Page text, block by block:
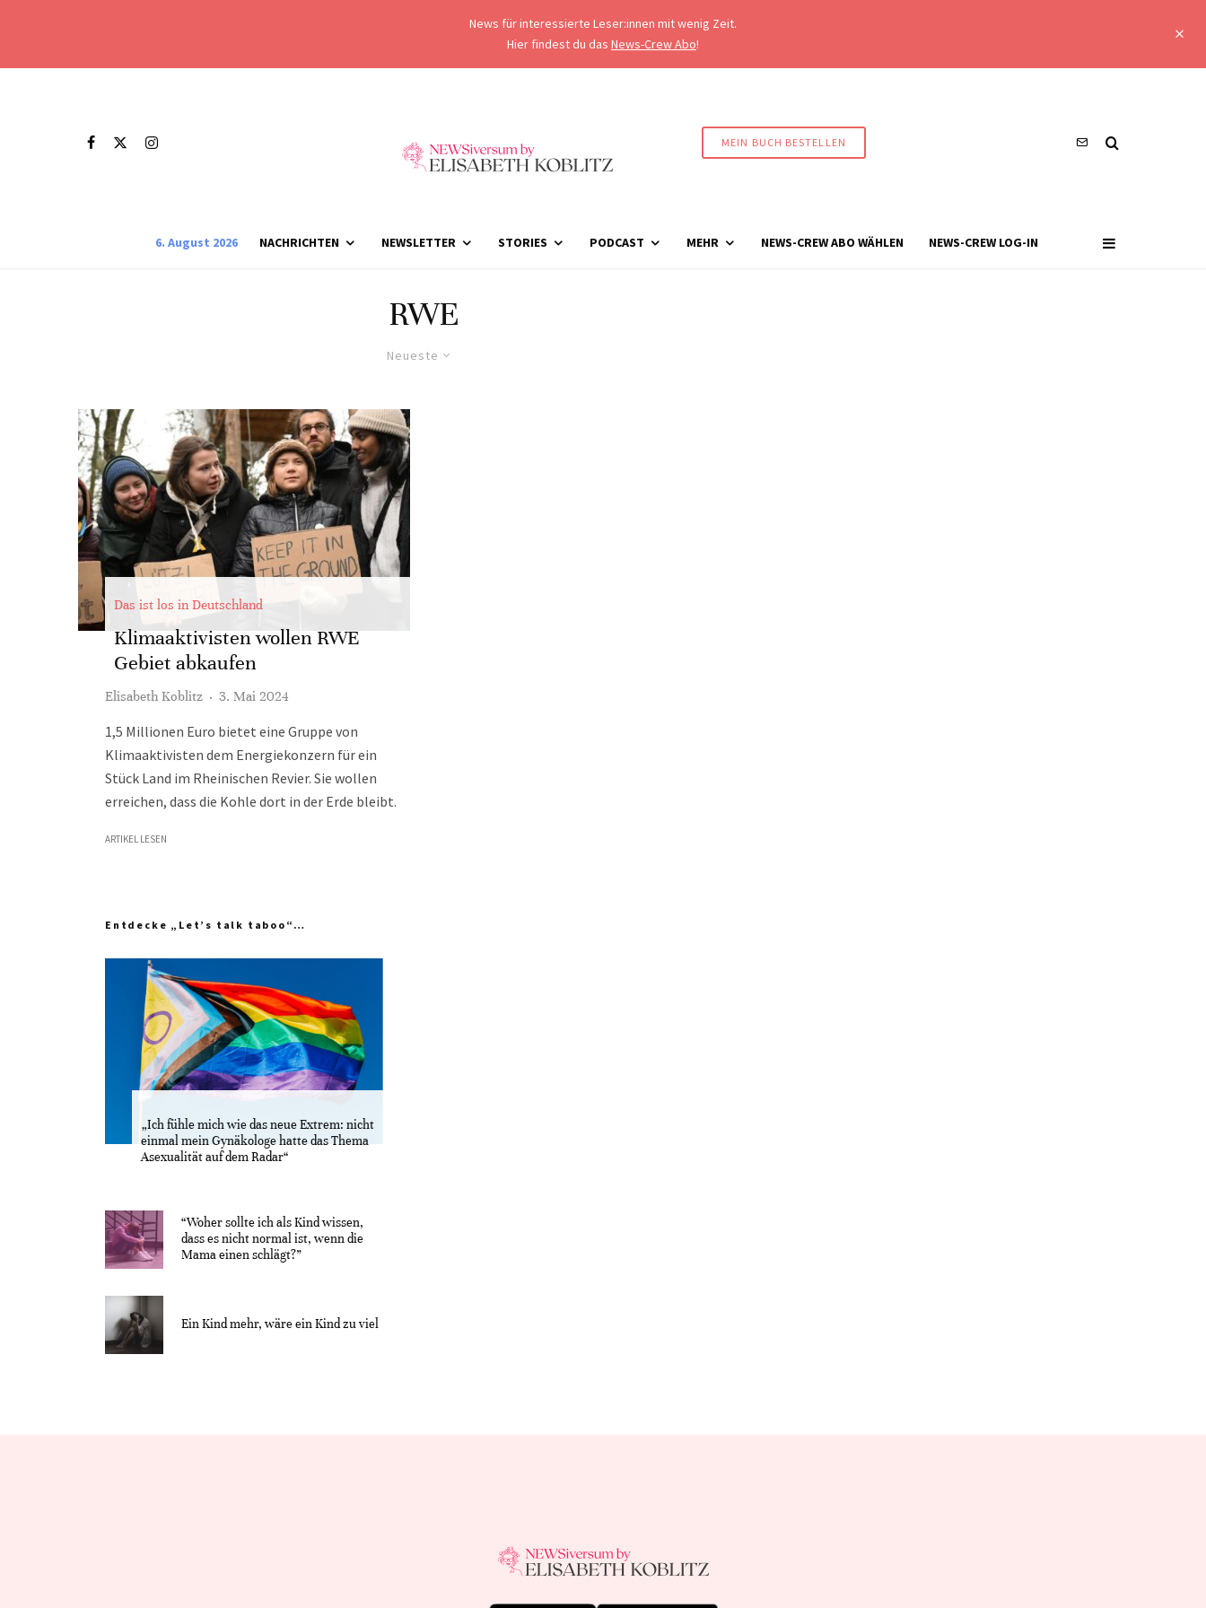
News für interessierte Leser:innen mit wenig Zeit.
Hier findest du das News-Crew Abo!
MEIN BUCH BESTELLEN
6. August 2026 NACHRICHTEN NEWSLETTER STORIES PODCAST MEHR NEWS-CREW ABO WÄHLEN NEWS-CREW LOG-IN
RWE
Neueste
Das ist los in Deutschland
Klimaaktivisten wollen RWE
Gebiet abkaufen
Elisabeth Koblitz · 3. Mai 2024
1,5 Millionen Euro bietet eine Gruppe von
Klimaaktivisten dem Energiekonzern für ein
Stück Land im Rheinischen Revier. Sie wollen
erreichen, dass die Kohle dort in der Erde bleibt.
ARTIKEL LESEN
Entdecke „Let’s talk taboo“…
„Ich fühle mich wie das neue Extrem: nicht
einmal mein Gynäkologe hatte das Thema
Asexualität auf dem Radar“
“Woher sollte ich als Kind wissen,
dass es nicht normal ist, wenn die
Mama einen schlägt?”
Ein Kind mehr, wäre ein Kind zu viel